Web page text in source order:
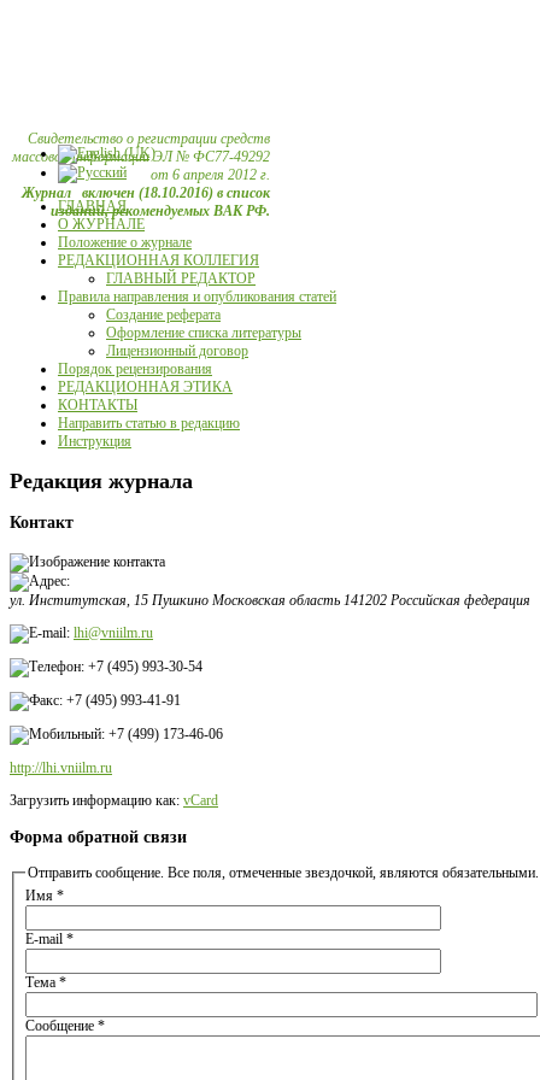
Свидетельство о регистрации средств
массовой информации ЭЛ № ФС77-49292
от 6 апреля 2012 г.
Журнал включен (18.10.2016) в список
изданий, рекомендуемых ВАК РФ.
ГЛАВНАЯ
О ЖУРНАЛЕ
Положение о журнале
РЕДАКЦИОННАЯ КОЛЛЕГИЯ
ГЛАВНЫЙ РЕДАКТОР
Правила направления и опубликования статей
Создание реферата
Оформление списка литературы
Лицензионный договор
Порядок рецензирования
РЕДАКЦИОННАЯ ЭТИКА
КОНТАКТЫ
Направить статью в редакцию
Инструкция
Редакция журнала
Контакт
ул. Институтская, 15 Пушкино Московская область 141202 Российская федерация
lhi@vniilm.ru
+7 (495) 993-30-54
+7 (495) 993-41-91
+7 (499) 173-46-06
http://lhi.vniilm.ru
Загрузить информацию как: vCard
Форма обратной связи
Отправить сообщение. Все поля, отмеченные звездочкой, являются обязательными.
Имя *
E-mail *
Тема *
Сообщение *